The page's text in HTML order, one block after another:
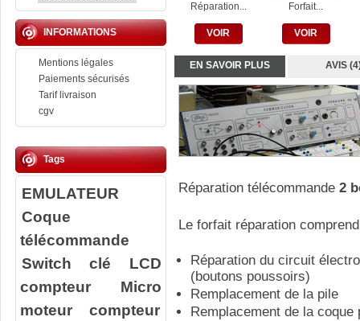
INFORMATIONS
Mentions légales
Paiements sécurisés
Tarif livraison
cgv
Tags
EMULATEUR
Coque
télécommande
Switch clé
LCD
compteur
Micro
moteur compteur
Réparation...
VOIR
Forfait...
VOIR
EN SAVOIR PLUS AVIS
Réparation télécommande 2
Le forfait réparation
Réparation du circuit
(boutons poussoirs)
Remplacement de la pile
Remplacement de la